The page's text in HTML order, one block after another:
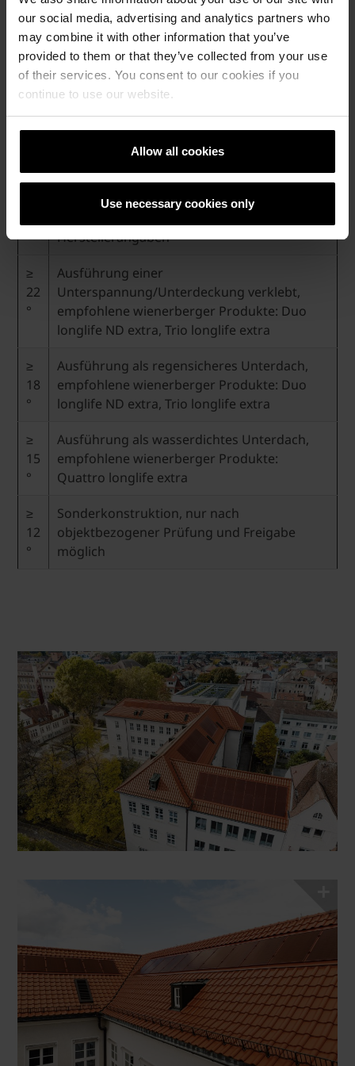
our social media, advertising and analytics partners who
may combine it with other information that you’ve
provided to them or that they’ve collected from your use
of their services. You consent to our cookies if you
continue to use our website.
Allow all cookies
Use necessary cookies only
werden.
Einsatzbereiche
X-Frame Unterdach - Zusatzmaßnahmen nach
Regeldachneigung wienerberger DE in
Herstellerangaben
≥
22
°
Ausführung einer
Unterspannung/Unterdeckung verklebt,
empfohlene wienerberger Produkte: Duo
longlife ND extra, Trio longlife extra
≥
18
°
Ausführung als regensicheres Unterdach,
empfohlene wienerberger Produkte: Duo
longlife ND extra, Trio longlife extra
≥
15
°
Ausführung als wasserdichtes Unterdach,
empfohlene wienerberger Produkte:
Quattro longlife extra
≥
12
°
Sonderkonstruktion, nur nach
objektbezogener Prüfung und Freigabe
möglich